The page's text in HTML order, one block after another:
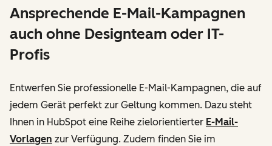
Ansprechende E-Mail-Kampagnen
auch ohne Designteam oder IT-
Profis
Entwerfen Sie professionelle E-Mail-Kampagnen, die auf
jedem Gerät perfekt zur Geltung kommen. Dazu steht
Ihnen in HubSpot eine Reihe zielorientierter E-Mail-
Vorlagen zur Verfügung. Zudem finden Sie im